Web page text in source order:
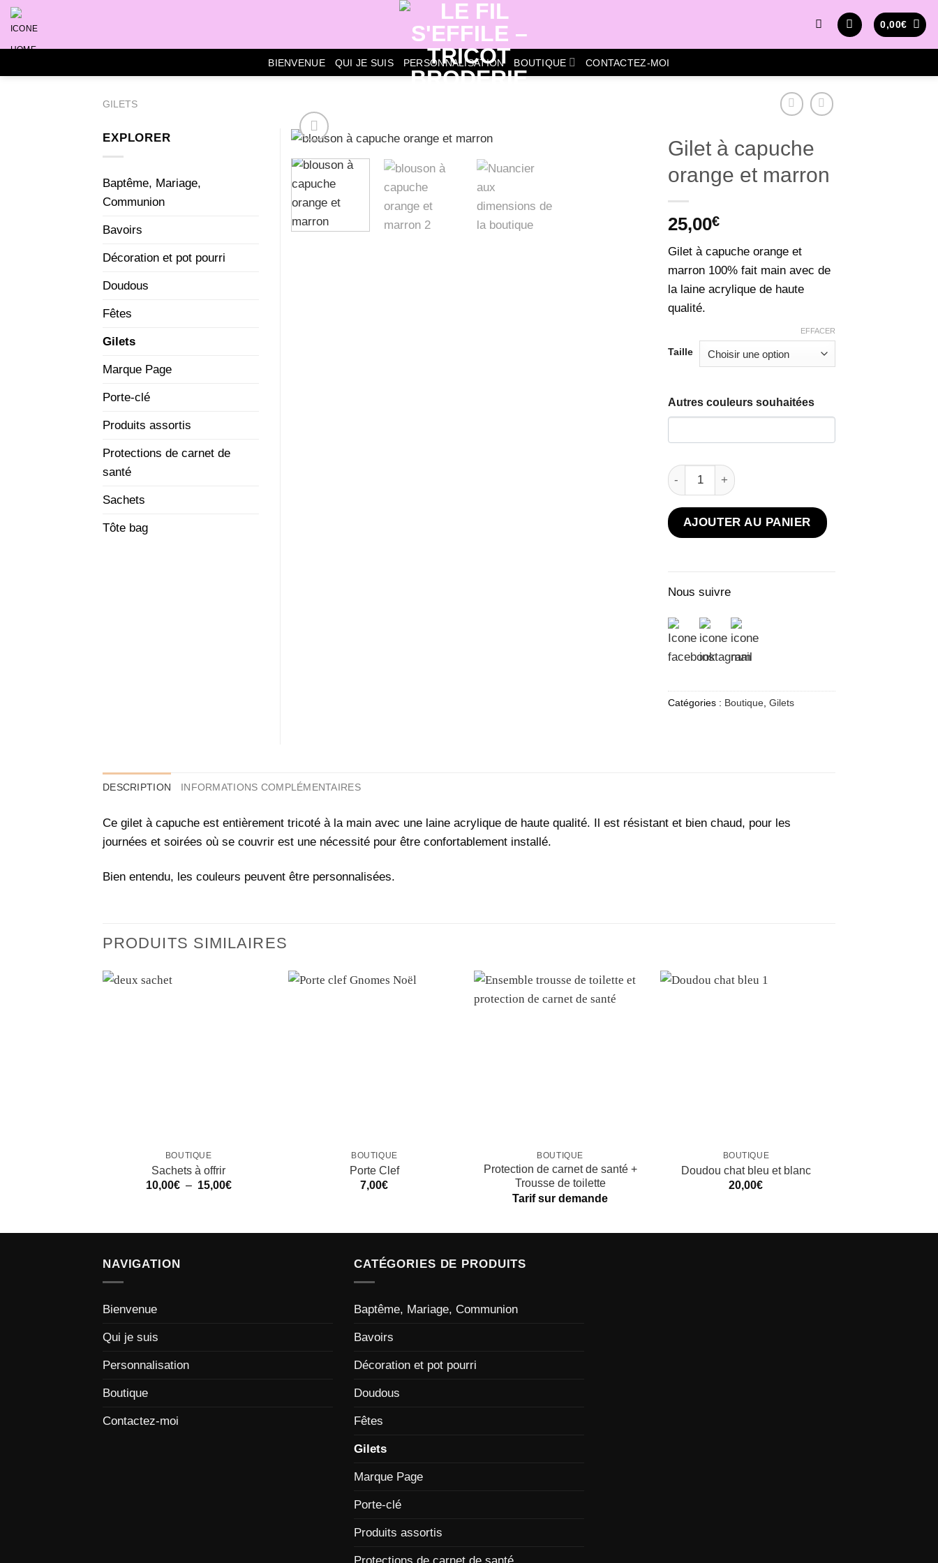
Skip
content
0,00€
BIENVENUE QUI JE SUIS PERSONNALISATION BOUTIQUE CONTACTEZ-MOI
GILETS
Gilet à capuche
orange et marron
25,00€
Gilet à capuche orange et
marron 100% fait main avec de
la laine acrylique de haute
qualité.
Taille
EFFACER
Autres couleurs souhaitées
quantité de Gilet à capuche orange et marron
AJOUTER AU PANIER
Nous suivre
Catégories : Boutique Gilets
EXPLORER
Baptême, Mariage,
Communion
Bavoirs
Décoration et pot pourri
Doudous
Fêtes
Gilets
Marque Page
Porte-clé
Produits assortis
Protections de carnet de
santé
Sachets
Tôte bag
DESCRIPTION INFORMATIONS COMPLÉMENTAIRES
Ce gilet à capuche est entièrement tricoté à la main avec une laine acrylique de haute qualité. Il est résistant et bien chaud, pour les
journées et soirées où se couvrir est une nécessité pour être confortablement installé.
Bien entendu, les couleurs peuvent être personnalisées.
PRODUITS SIMILAIRES
BOUTIQUE
Sachets à offrir
10,00€ – 15,00€Plage
BOUTIQUE
Porte Clef
7,00€
BOUTIQUE
Protection de carnet de santé +
Trousse de toilette
Tarif sur demande
BOUTIQUE
Doudou chat bleu et blanc
20,00€
NAVIGATION
Bienvenue
Qui je suis
Personnalisation
Boutique
Contactez-moi
CATÉGORIES DE PRODUITS
Baptême, Mariage, Communion
Bavoirs
Décoration et pot pourri
Doudous
Fêtes
Gilets
Marque Page
Porte-clé
Produits assortis
Protections de carnet de santé